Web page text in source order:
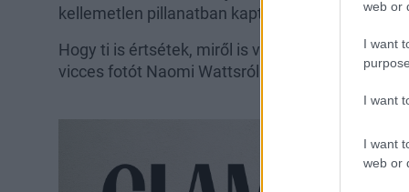
web or
I want
I want
I want
web or
kellemetlen pillanatban kapták lencsevégre a
Hogy ti is értsétek, miről is van szó, kattintsatok
vicces fotót Naomi Wattsról.